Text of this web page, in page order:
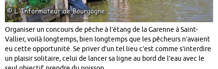
Organiser un concours de pêche à l’étang de la Garenne à Saint-
Vallier, voilà longtemps, bien longtemps que les pêcheurs n’avaient
eu cette opportunité. Se priver d’un tel lieu c’est comme s’interdire
un plaisir solitaire, celui de lancer sa ligne au bord de l’eau avec le